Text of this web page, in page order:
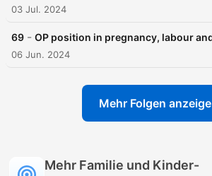
03 Jul. 2024
69 - OP position in pregnancy, labour
06 Jun. 2024
Mehr Folgen
Mehr Familie und Kinder-